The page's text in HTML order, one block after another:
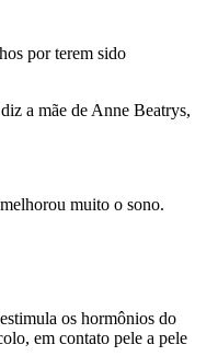
por terem sido
a mãe de Anne Beatrys,
muito o sono.
os hormônios do
em contato pele a pele